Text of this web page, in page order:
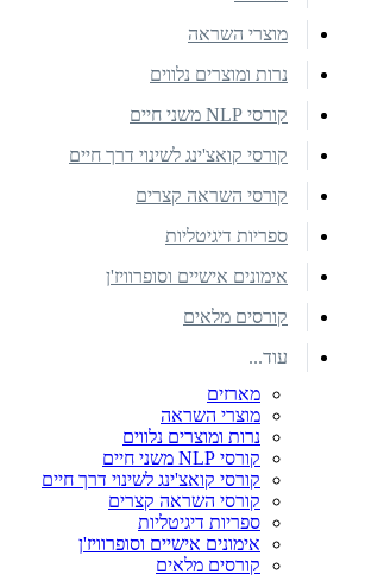
מוצרי השראה
נרות ומוצרים נלווים
קורסי NLP משני חיים
קורסי קואצ'ינג לשינוי דרך חיים
קורסי השראה קצרים
ספריות דיגיטליות
אימונים אישיים וסופרוויז'ן
קורסים מלאים
עוד...
מארזים
מוצרי השראה
נרות ומוצרים נלווים
קורסי NLP משני חיים
קורסי קואצ'ינג לשינוי דרך חיים
קורסי השראה קצרים
ספריות דיגיטליות
אימונים אישיים וסופרוויז'ן
קורסים מלאים